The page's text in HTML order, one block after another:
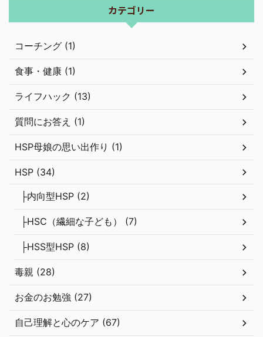
カテゴリー
コーチング (1)
食事・健康 (1)
ライフハック (13)
質問にお答え (1)
HSP母娘の思い出作り (1)
HSP (34)
├内向型HSP (2)
├HSC（繊細な子ども） (7)
├HSS型HSP (8)
毒親 (28)
お金のお勉強 (27)
自己理解と心のケア (67)